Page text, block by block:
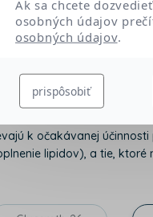
k očakávanej
lipidov), a tie,
Ak sa chcete
osobných údajov
osobných údajov.
prispôsobiť